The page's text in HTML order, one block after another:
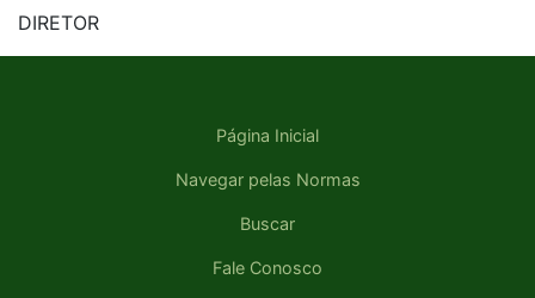
DIRETOR
Página Inicial
Navegar pelas Normas
Buscar
Fale Conosco